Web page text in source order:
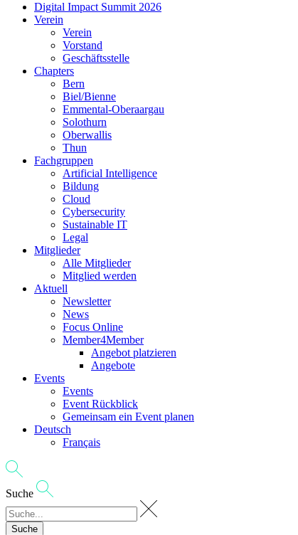
Digital Impact Summit 2026
Verein
Verein
Vorstand
Geschäftsstelle
Chapters
Bern
Biel/Bienne
Emmental-Oberaargau
Solothurn
Oberwallis
Thun
Fachgruppen
Artificial Intelligence
Bildung
Cloud
Cybersecurity
Sustainable IT
Legal
Mitglieder
Alle Mitglieder
Mitglied werden
Aktuell
Newsletter
News
Focus Online
Member4Member
Angebot platzieren
Angebote
Events
Events
Event Rückblick
Gemeinsam ein Event planen
Deutsch
Français
Suche
Suche